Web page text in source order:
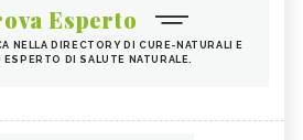
Esperto
NELLA DIRECTORY DI CURE-NATURALI E
ESPERTO DI SALUTE NATURALE.